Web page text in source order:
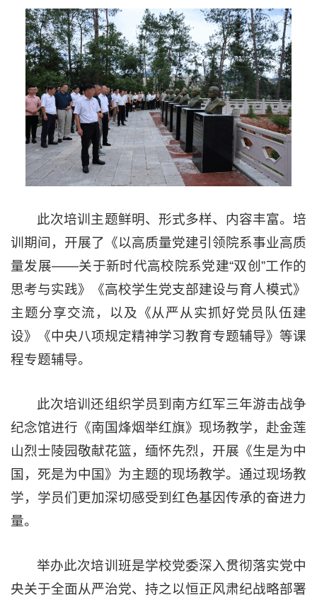
此次培训主题鲜明、形式多样、内容丰富。培
训期间，开展了《以高质量党建引领院系事业高质
量发展——关于新时代高校院系党建“双创”工作的
思考与实践》《高校学生党支部建设与育人模式》
主题分享交流，以及《从严从实抓好党员队伍建
设》《中央八项规定精神学习教育专题辅导》等课
程专题辅导。
此次培训还组织学员到南方红军三年游击战争
纪念馆进行《南国烽烟举红旗》现场教学，赴金莲
山烈士陵园敬献花篮，缅怀先烈，开展《生是为中
国，死是为中国》为主题的现场教学。通过现场教
学，学员们更加深切感受到红色基因传承的奋进力
量。
举办此次培训班是学校党委深入贯彻落实党中
央关于全面从严治党、持之以恒正风肃纪战略部署